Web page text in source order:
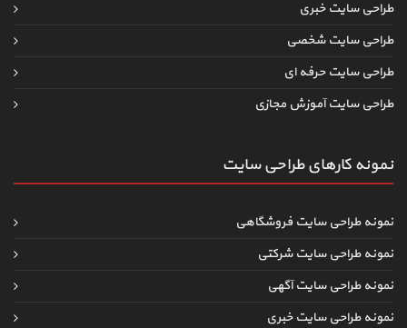
طراحی سایت خبری
طراحی سایت شخصی
طراحی سایت حرفه ای
طراحی سایت آموزش مجازی
نمونه کارهای طراحی سایت
نمونه طراحی سایت فروشگاهی
نمونه طراحی سایت شرکتی
نمونه طراحی سایت آگهی
نمونه طراحی سایت خبری